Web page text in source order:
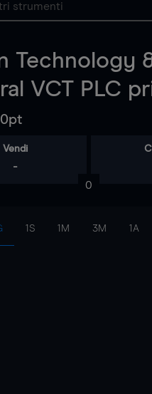
Technology
VCT PLC
0pt
Vendi
-
0
1S 1M 3M 1A